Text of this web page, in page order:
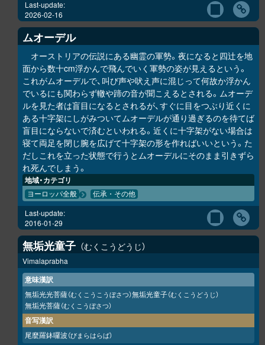
Last-update:
2026-02-16
ムオーデル
オーストリアの伝説にある幽霊の軍勢。夜になると四辻を地
面から数十cm浮かんで飛んでいく軍勢の姿が見えるという。
これがムオーデルで、叫び声や吠え声に混じって何故か浮かん
でいるにも関わらず轍や蹄の音が聞こえるとされる。ムオーデ
ルを見た者は盲目になるとされるが、すぐに目をつぶり近くに
ある十字架にしがみついてムオーデルが通り過ぎるのを待てば
盲目にならないで済むといわれる。近くに十字架がない場合は
寝て両足を閉じ腕を広げて十字架の形を作ればいいという。た
だしこれを立った状態で行うとムオーデルにそのまま引きずら
れ死んでしまう。
地域・カテゴリ
ヨーロッパ全般 伝承・その他
Last-update:
2016-01-29
無垢光童子 むくこうどうじ
Vimalaprabha
意味漢訳
無垢光光菩薩（むくこうこうぼさつ）無垢光童子（むくこうどうじ）
無垢光菩薩（むくこうぼさつ）
音写漢訳
尾麼羅鉢囉波（びまらはらば）